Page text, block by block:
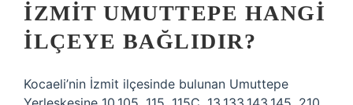
İZMIT UMUTTEPE HANGI
ILÇEYE BAĞLIDIR?
Kocaeli’nin İzmit ilçesinde bulunan Umuttepe